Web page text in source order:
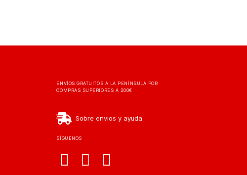
ENVÍOS GRATUITOS A LA PENÍNSULA POR
COMPRAS SUPERIORES A 200€
Sobre envios y ayuda
SÍGUENOS